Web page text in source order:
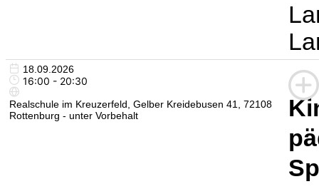
18.09.2026
16:00 - 20:30
Realschule im Kreuzerfeld, Gelber Kreidebusen 41, 72108
Rottenburg - unter Vorbehalt